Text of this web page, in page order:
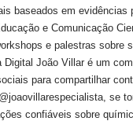
baseados em evidências
e Comunicação
e palestras sobre
Digital João Villar é um
para compartilhar
se
confiáveis sobre